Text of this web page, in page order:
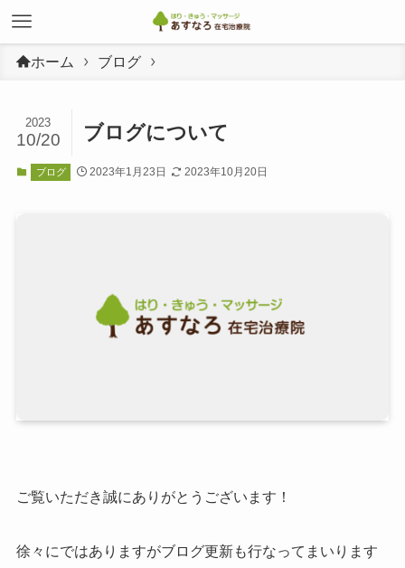
ホーム ブログ
ブログについて
2023
10/20
ブログ 2023年1月23日 2023年10月20日
ご覧いただき誠にありがとうございます！
徐々にではありますがブログ更新も行なってまいります